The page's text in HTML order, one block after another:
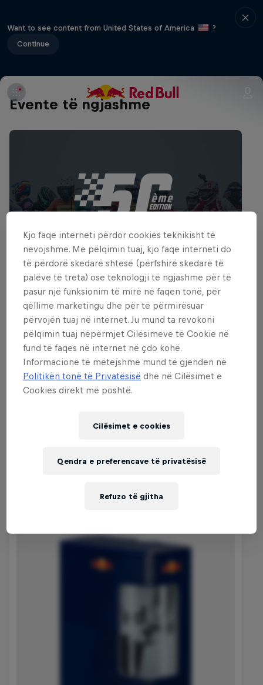
Want to see content from United States of America
?
Continue
Evente të ngjashme
Enduropale du Touquet Pas-de-Calais
13 – 15 Shkurt 2026
Le Touquet, France
MOTOCROSS
Kjo faqe interneti përdor cookies teknikisht të
nevojshme. Me pëlqimin tuaj, kjo faqe interneti do
të përdorë skedarë shtesë (përfshirë skedarë të
palëve të treta) ose teknologji të ngjashme për të
pasur një funksionim të mirë në faqen tonë, për
qëllime marketingu dhe për të përmirësuar
përvojën tuaj në internet. Ju mund ta revokoni
pëlqimin tuaj nëpërmjet Cilësimeve të Cookie në
fund të faqes në internet në çdo kohë.
Informacione të mëtejshme mund të gjenden në
Politikën tonë të Privatësisë dhe në Cilësimet e
Cookies direkt më poshtë.
Cilësimet e cookies
Refuzo të gjitha
Qendra e preferencave të privatësisë